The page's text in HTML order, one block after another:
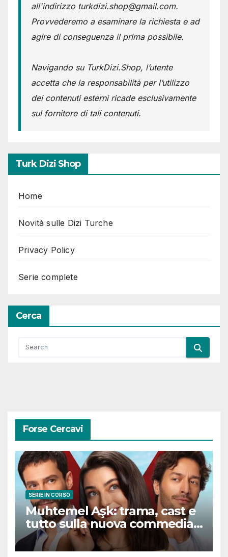
all'indirizzo turkdizi.shop@gmail.com.
Provvederemo a esaminare la richiesta e ad
agire di conseguenza il prima possibile.
Navigando su TurkDizi.Shop, l’utente
accetta che la responsabilità per l’utilizzo
dei contenuti esterni ricade esclusivamente
sul fornitore di tali contenuti.
Turk Dizi Shop
Home
Novità sulle Dizi Turche
Privacy Policy
Serie complete
Cerca
Forse Cercavi
SERIE IN CORSO
Muhtemel Aşk: trama, cast e
tutto sulla nuova commedia
romantica turca che
conquisterà il pubblico